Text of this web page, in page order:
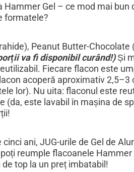
Hammer Gel – ce mod mai
formatele?
Peanut Butter-
va fi disponibil curând!)Și
Fiecare flacon este
acoperă aproximativ
lor). Nu uita: flaconul este
(da, este lavabil în mașina de
cinci ani, JUG-urile de Gel de
reumple flacoanele
top la un preț imbatabil!